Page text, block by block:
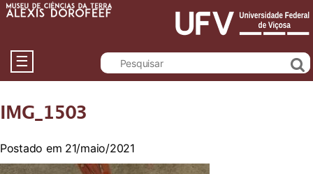
Acesso à informação
Legislação
Canais
☰
IMG_1503
Postado em 21/maio/2021